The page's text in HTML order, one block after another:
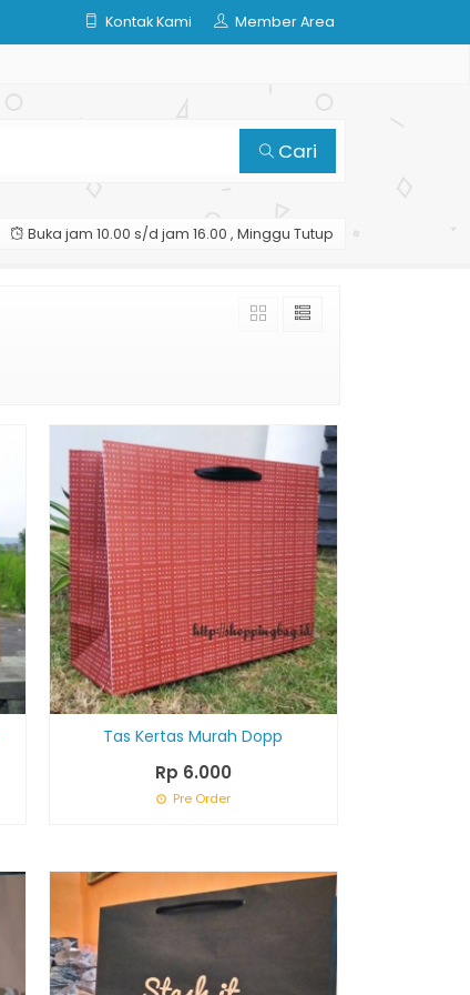
Kontak Kami Member Area
Cari
Buka jam 10.00 s/d jam 16.00 , Minggu Tutup
Tas Kertas Murah Dopp
Rp 6.000
Pre Order